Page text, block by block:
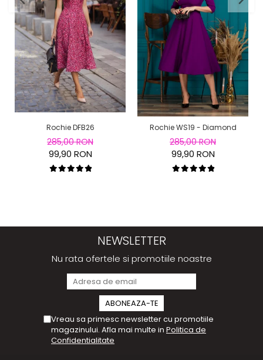
Rochie DFB26
285,00 RON
99,90 RON
Rochie WS19 - Diamond
285,00 RON
99,90 RON
NEWSLETTER
Nu rata ofertele si promotiile noastre
Vreau sa primesc newsletter cu promotiile
magazinului. Afla mai multe in Politica de
Confidentialitate